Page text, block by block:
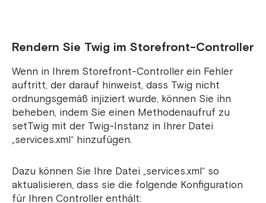
Rendern Sie Twig im Storefront-Controller
Wenn in Ihrem Storefront-Controller ein Fehler
auftritt, der darauf hinweist, dass Twig nicht
ordnungsgemäß injiziert wurde, können Sie ihn
beheben, indem Sie einen Methodenaufruf zu
setTwig mit der Twig-Instanz in Ihrer Datei
„services.xml“ hinzufügen.
Dazu können Sie Ihre Datei „services.xml“ so
aktualisieren, dass sie die folgende Konfiguration
für Ihren Controller enthält: